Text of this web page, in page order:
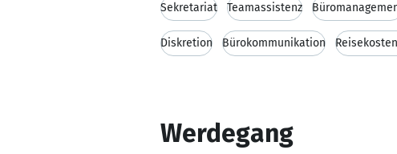
Sekretariat Teamassistenz
Diskretion Bürokommunikation
Werdegang